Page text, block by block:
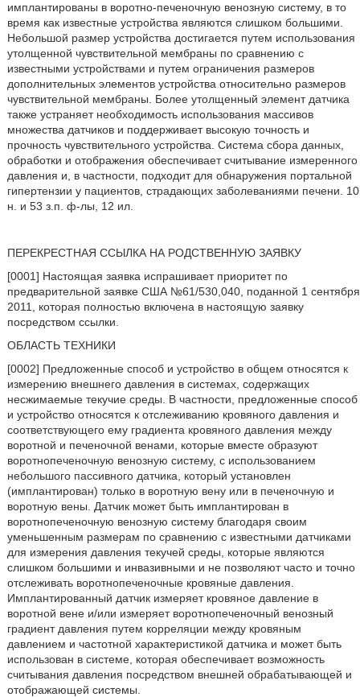
имплантированы в воротно-печеночную венозную систему, в то
время как известные устройства являются слишком большими.
Небольшой размер устройства достигается путем использования
утолщенной чувствительной мембраны по сравнению с
известными устройствами и путем ограничения размеров
дополнительных элементов устройства относительно размеров
чувствительной мембраны. Более утолщенный элемент датчика
также устраняет необходимость использования массивов
множества датчиков и поддерживает высокую точность и
прочность чувствительного устройства. Система сбора данных,
обработки и отображения обеспечивает считывание измеренного
давления и, в частности, подходит для обнаружения портальной
гипертензии у пациентов, страдающих заболеваниями печени. 10
н. и 53 з.п. ф-лы, 12 ил.
ПЕРЕКРЕСТНАЯ ССЫЛКА НА РОДСТВЕННУЮ ЗАЯВКУ
[0001] Настоящая заявка испрашивает приоритет по
предварительной заявке США №61/530,040, поданной 1 сентября
2011, которая полностью включена в настоящую заявку
посредством ссылки.
ОБЛАСТЬ ТЕХНИКИ
[0002] Предложенные способ и устройство в общем относятся к
измерению внешнего давления в системах, содержащих
несжимаемые текучие среды. В частности, предложенные способ
и устройство относятся к отслеживанию кровяного давления и
соответствующего ему градиента кровяного давления между
воротной и печеночной венами, которые вместе образуют
воротнопеченочную венозную систему, с использованием
небольшого пассивного датчика, который установлен
(имплантирован) только в воротную вену или в печеночную и
воротную вены. Датчик может быть имплантирован в
воротнопеченочную венозную систему благодаря своим
уменьшенным размерам по сравнению с известными датчиками
для измерения давления текучей среды, которые являются
слишком большими и инвазивными и не позволяют часто и точно
отслеживать воротнопеченочные кровяные давления.
Имплантированный датчик измеряет кровяное давление в
воротной вене и/или измеряет воротнопеченочный венозный
градиент давления путем корреляции между кровяным
давлением и частотной характеристикой датчика и может быть
использован в системе, которая обеспечивает возможность
считывания давления посредством внешней обрабатывающей и
отображающей системы.